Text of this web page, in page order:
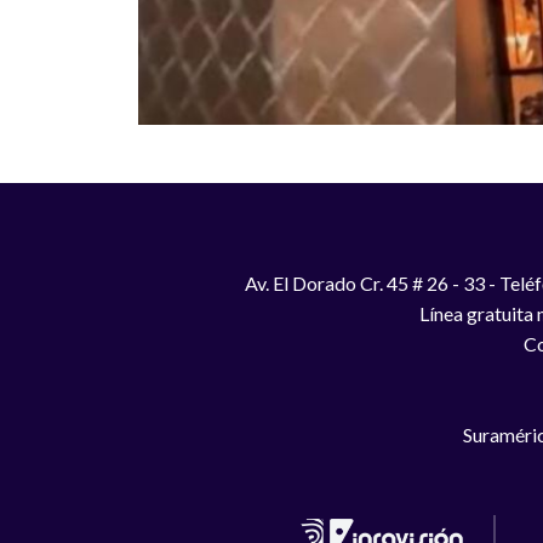
Av. El Dorado Cr. 45 # 26 - 33 -
Línea gratuita